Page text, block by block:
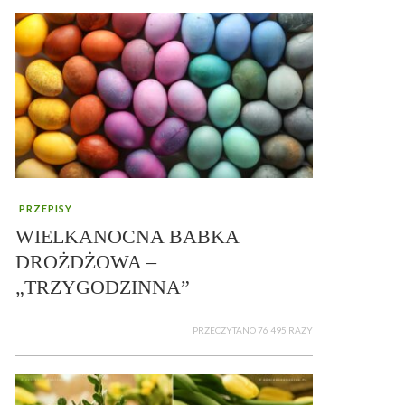
PRZEPISY
WIELKANOCNA BABKA
DROŻDŻOWA –
„TRZYGODZINNA”
PRZECZYTANO 76 495 RAZY